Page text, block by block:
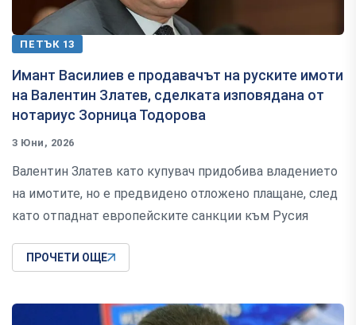
ПЕТЪК 13
Имант Василиев е продавачът на руските имоти
на Валентин Златев, сделката изповядана от
нотариус Зорница Тодорова
3 Юни, 2026
Валентин Златев като купувач придобива владението
на имотите, но е предвидено отложено плащане, след
като отпаднат европейските санкции към Русия
ПРОЧЕТИ ОЩЕ